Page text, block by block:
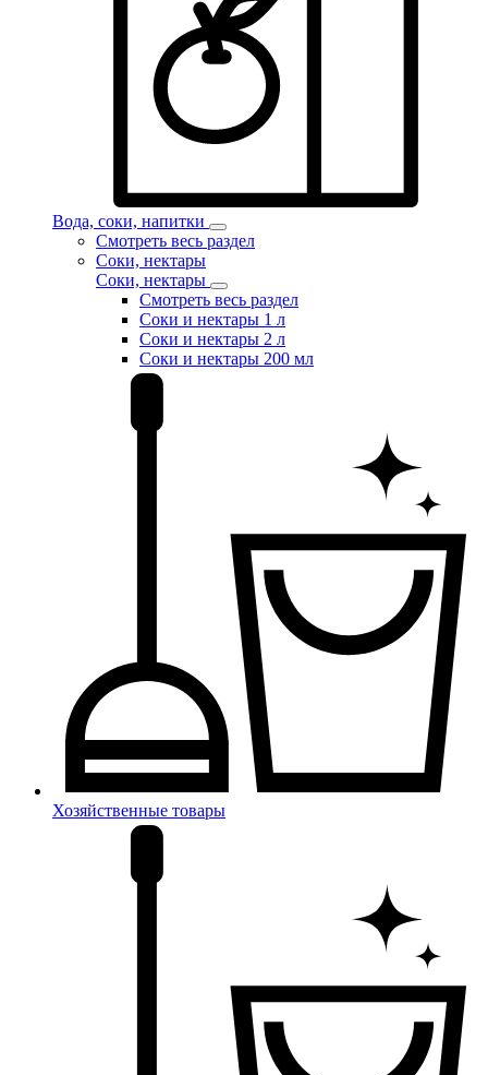
Вода, соки, напитки
Смотреть весь раздел
Соки, нектары
Соки, нектары
Смотреть весь раздел
Соки и нектары 1 л
Соки и нектары 2 л
Соки и нектары 200 мл
Хозяйственные товары